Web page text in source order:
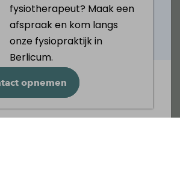
fysiotherapeut? Maak een
afspraak en kom langs
onze fysiopraktijk in
Berlicum.
opnemen